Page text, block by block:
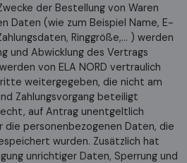
der Bestellung von Waren
Daten (wie zum Beispiel Name, E-
Ringgröße,... ) werden
und Abwicklung des Vertrags
von ELA NORD vertraulich
weitergegeben, die nicht am
Zahlungsvorgang beteiligt
auf Antrag unentgeltlich
die personenbezogenen Daten, die
wurden. Zusätzlich hat
unrichtiger Daten, Sperrung und